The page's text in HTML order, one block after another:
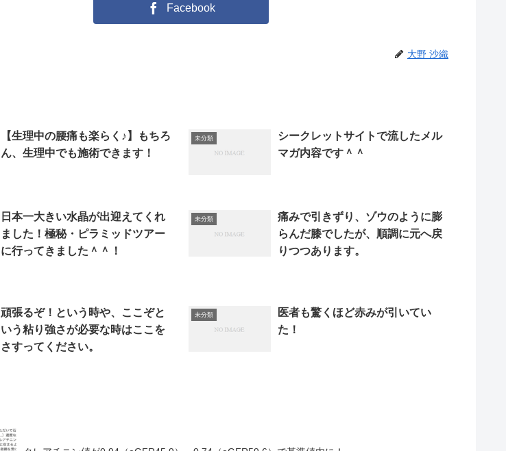
Facebook
大野 沙織
【生理中の腰痛も楽らく♪】もちろ
ん、生理中でも施術できます！
未分類
シークレットサイトで流したメル
マガ内容です＾＾
日本一大きい水晶が出迎えてくれ
ました！極秘・ピラミッドツアー
に行ってきました＾＾！
未分類
痛みで引きずり、ゾウのように膨
らんだ膝でしたが、順調に元へ戻
りつつあります。
頑張るぞ！という時や、ここぞと
いう粘り強さが必要な時はここを
さすってください。
未分類
医者も驚くほど赤みが引いてい
た！